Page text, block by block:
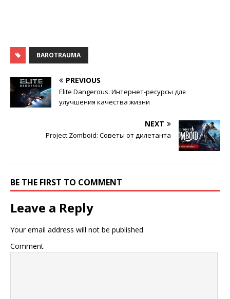
BAROTRAUMA
PREVIOUS
Elite Dangerous: Интернет-ресурсы для
улучшения качества жизни
NEXT
Project Zomboid: Советы от дилетанта
BE THE FIRST TO COMMENT
Leave a Reply
Your email address will not be published.
Comment